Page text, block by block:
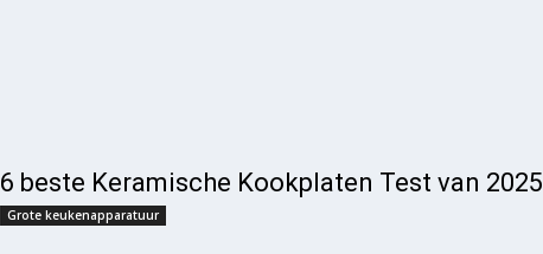
6 beste Keramische Kookplaten Test van 2025
Grote keukenapparatuur